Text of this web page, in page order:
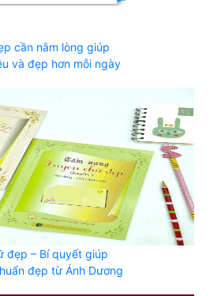
cần nằm lòng giúp
và đẹp hơn mỗi ngày
đẹp – Bí quyết giúp
đẹp từ Ánh Dương